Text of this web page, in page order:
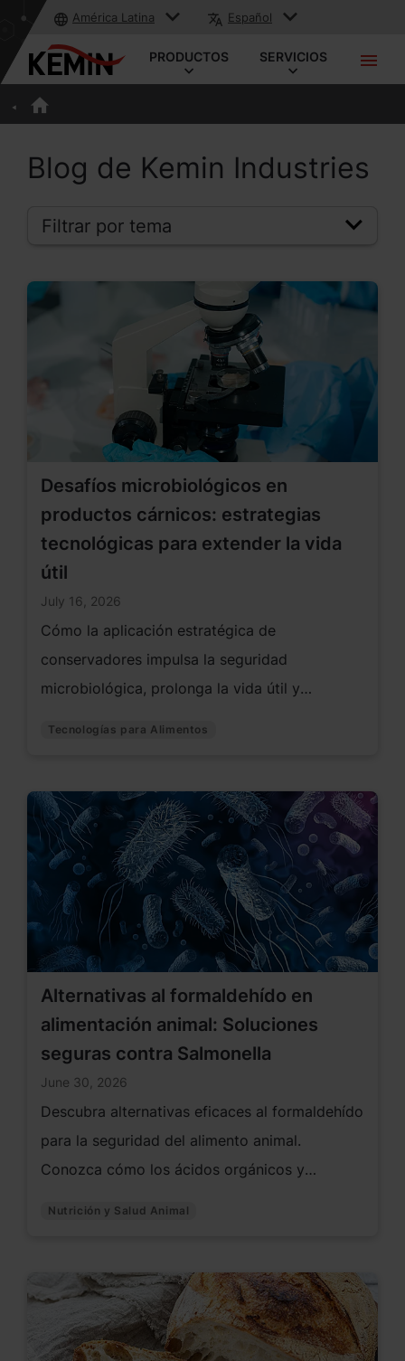
América Latina Español
PRODUCTOS SERVICIOS
Blog de Kemin Industries
Filtrar por tema
Desafíos microbiológicos en
productos cárnicos: estrategias
tecnológicas para extender la vida
útil
July 16, 2026
Cómo la aplicación estratégica de
conservadores impulsa la seguridad
microbiológica, prolonga la vida útil y
Tecnologías para Alimentos
Alternativas al formaldehído en
alimentación animal: Soluciones
seguras contra Salmonella
June 30, 2026
Descubra alternativas eficaces al formaldehído
para la seguridad del alimento animal.
Conozca cómo los ácidos orgánicos y
Nutrición y Salud Animal